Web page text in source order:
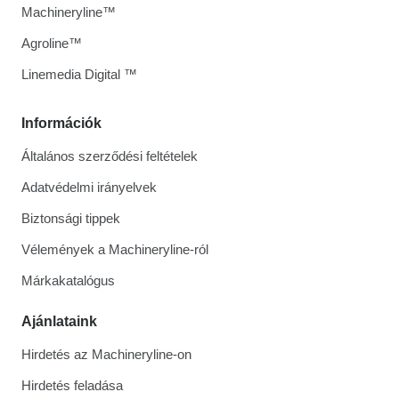
Információk
Általános szerződési feltételek
Adatvédelmi irányelvek
Biztonsági tippek
Vélemények a Machineryline-ról
Márkakatalógus
Ajánlataink
Hirdetés az Machineryline-on
Hirdetés feladása
Machineryline™
Agroline™
Linemedia Digital ™